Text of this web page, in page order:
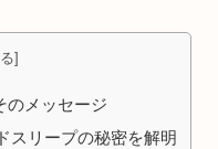
のメッセージ
スリープの秘密を解明